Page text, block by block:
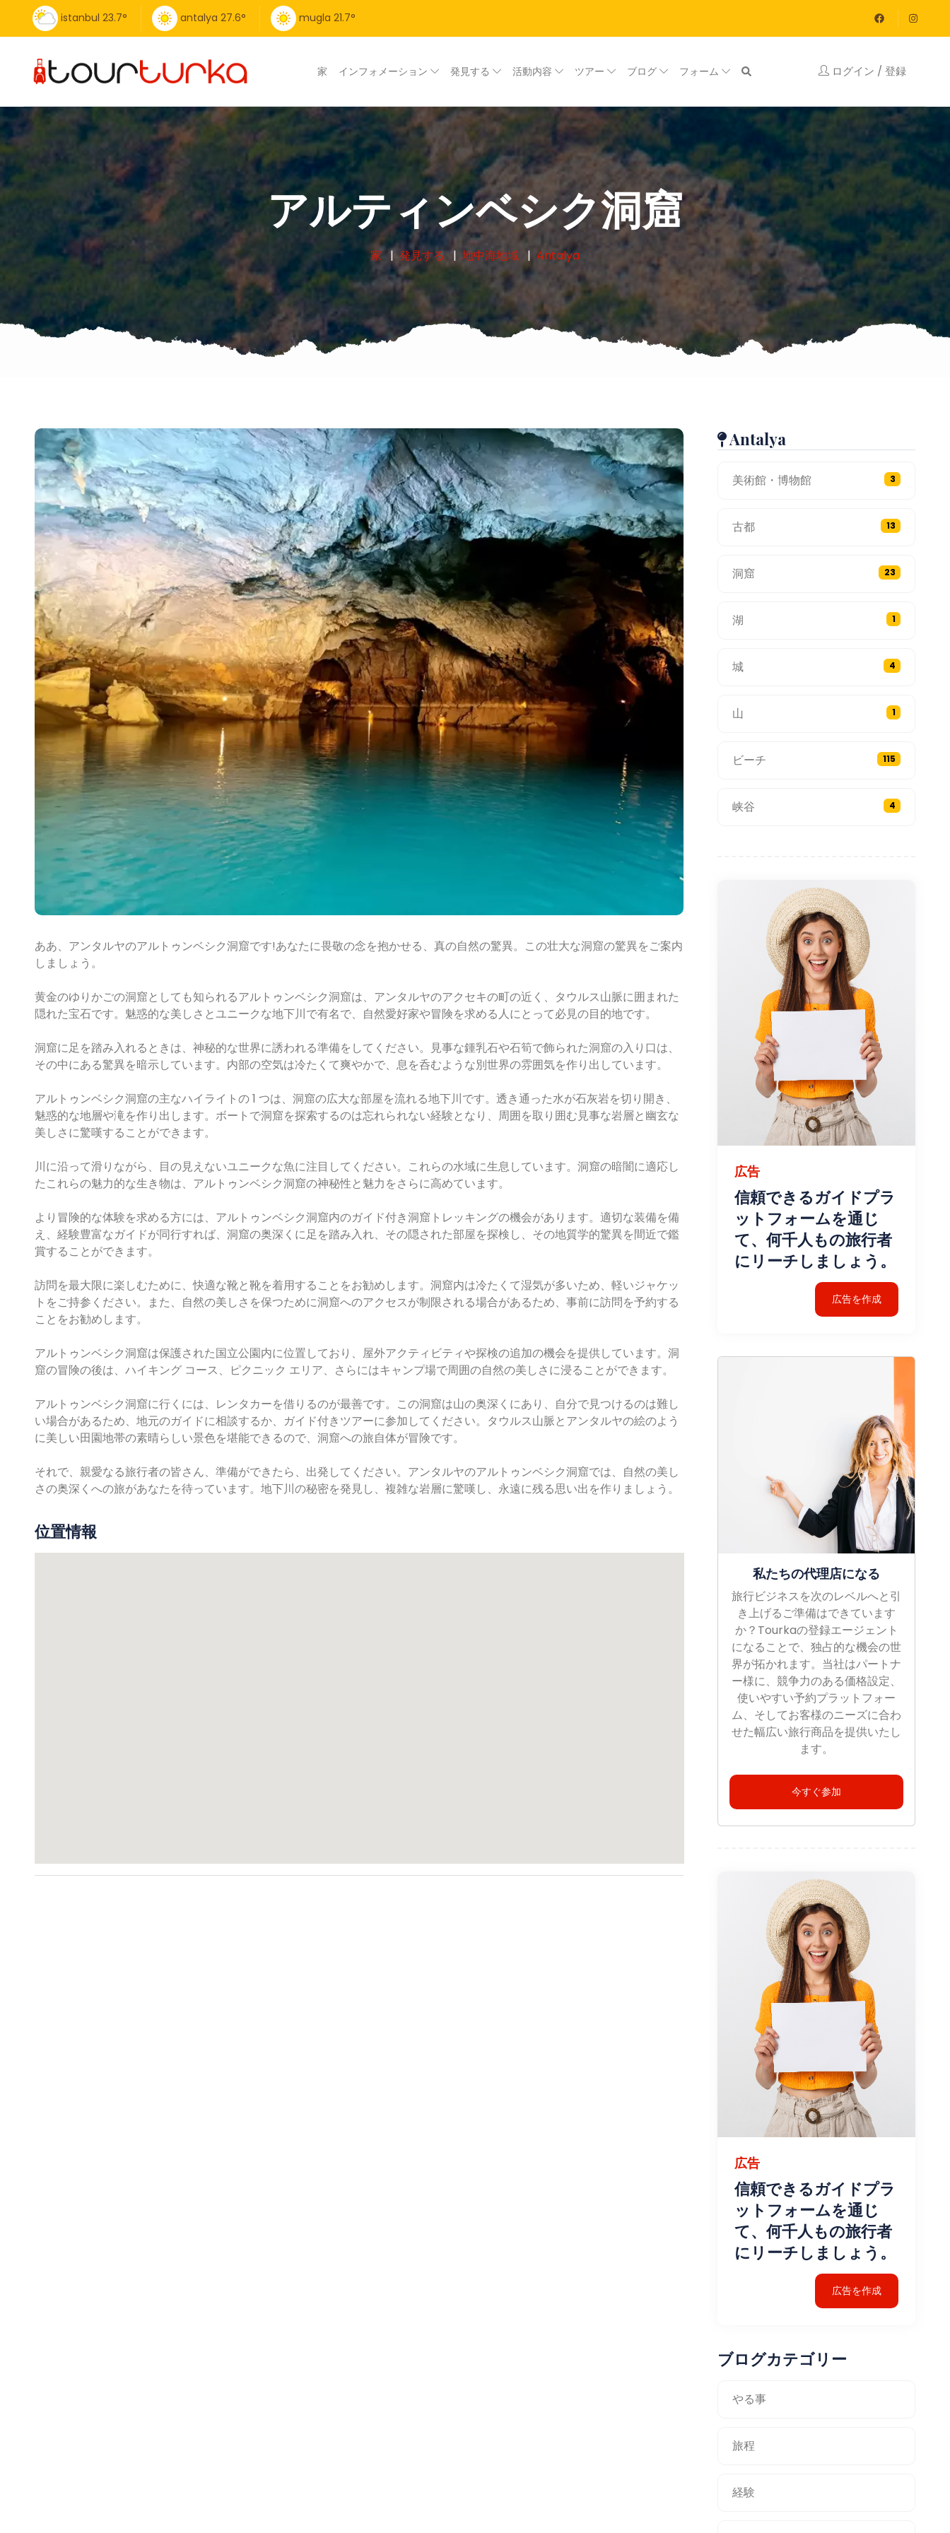
istanbul 23.7° antalya 27.6° mugla 21.7°
家 インフォメーション 発見する 活動内容 ツアー ブログ フォーム ログイン / 登録
アルティンベシク洞窟
家 発見する 地中海地域 Antalya
ああ、アンタルヤのアルトゥンベシク洞窟です!あなたに畏敬の念を抱かせる、真の自然の驚異。この壮大な洞窟の驚異をご案内
しましょう。
黄金のゆりかごの洞窟としても知られるアルトゥンベシク洞窟は、アンタルヤのアクセキの町の近く、タウルス山脈に囲まれた
隠れた宝石です。魅惑的な美しさとユニークな地下川で有名で、自然愛好家や冒険を求める人にとって必見の目的地です。
洞窟に足を踏み入れるときは、神秘的な世界に誘われる準備をしてください。見事な鍾乳石や石筍で飾られた洞窟の入り口は、
その中にある驚異を暗示しています。内部の空気は冷たくて爽やかで、息を呑むような別世界の雰囲気を作り出しています。
アルトゥンベシク洞窟の主なハイライトの 1 つは、洞窟の広大な部屋を流れる地下川です。透き通った水が石灰岩を切り開き、
魅惑的な地層や滝を作り出します。ボートで洞窟を探索するのは忘れられない経験となり、周囲を取り囲む見事な岩層と幽玄な
美しさに驚嘆することができます。
川に沿って滑りながら、目の見えないユニークな魚に注目してください。これらの水域に生息しています。洞窟の暗闇に適応し
たこれらの魅力的な生き物は、アルトゥンベシク洞窟の神秘性と魅力をさらに高めています。
より冒険的な体験を求める方には、アルトゥンベシク洞窟内のガイド付き洞窟トレッキングの機会があります。適切な装備を備
え、経験豊富なガイドが同行すれば、洞窟の奥深くに足を踏み入れ、その隠された部屋を探検し、その地質学的驚異を間近で鑑
賞することができます。
訪問を最大限に楽しむために、快適な靴と靴を着用することをお勧めします。洞窟内は冷たくて湿気が多いため、軽いジャケッ
トをご持参ください。また、自然の美しさを保つために洞窟へのアクセスが制限される場合があるため、事前に訪問を予約する
ことをお勧めします。
アルトゥンベシク洞窟は保護された国立公園内に位置しており、屋外アクティビティや探検の追加の機会を提供しています。洞
窟の冒険の後は、ハイキング コース、ピクニック エリア、さらにはキャンプ場で周囲の自然の美しさに浸ることができます。
アルトゥンベシク洞窟に行くには、レンタカーを借りるのが最善です。この洞窟は山の奥深くにあり、自分で見つけるのは難し
い場合があるため、地元のガイドに相談するか、ガイド付きツアーに参加してください。タウルス山脈とアンタルヤの絵のよう
に美しい田園地帯の素晴らしい景色を堪能できるので、洞窟への旅自体が冒険です。
それで、親愛なる旅行者の皆さん、準備ができたら、出発してください。アンタルヤのアルトゥンベシク洞窟では、自然の美し
さの奥深くへの旅があなたを待っています。地下川の秘密を発見し、複雑な岩層に驚嘆し、永遠に残る思い出を作りましょう。
位置情報
Antalya
美術館・博物館 3
古都 13
洞窟 23
湖 1
城 4
山 1
ビーチ 115
峡谷 4
広告
信頼できるガイドプラ
ットフォームを通じ
て、何千人もの旅行者
にリーチしましょう。
広告を作成
私たちの代理店になる
旅行ビジネスを次のレベルへと引
き上げるご準備はできています
か？Tourkaの登録エージェント
になることで、独占的な機会の世
界が拓かれます。当社はパートナ
ー様に、競争力のある価格設定、
使いやすい予約プラットフォー
ム、そしてお客様のニーズに合わ
せた幅広い旅行商品を提供いたし
ます。
今すぐ参加
広告
信頼できるガイドプラ
ットフォームを通じ
て、何千人もの旅行者
にリーチしましょう。
広告を作成
ブログカテゴリー
やる事
旅程
経験